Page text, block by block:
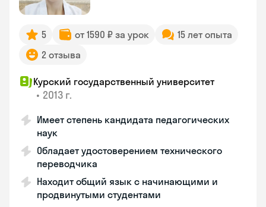
5 от 1590 ₽ за урок
15 лет опыта
2 отзыва
Курский государственный университет
• 2013 г.
Имеет степень кандидата педагогических
наук
Обладает удостоверением технического
переводчика
Находит общий язык с начинающими и
продвинутыми студентами